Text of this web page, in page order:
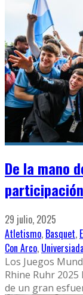
De la mano
29 julio, 2025
Atletismo, Basquet,
Con Arco,
Los Juegos
Rhine Ruhr
de un gran